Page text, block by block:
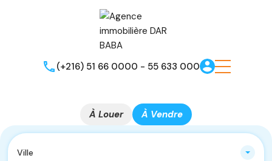
(+216) 51 66 0000 - 55 633 000
À Louer À Vendre
Ville